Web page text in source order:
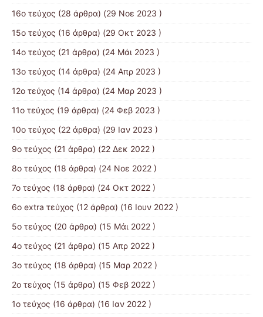
16ο τεύχος (28 άρθρα) (29 Νοε 2023 )
15ο τεύχος (16 άρθρα) (29 Οκτ 2023 )
14ο τεύχος (21 άρθρα) (24 Μάι 2023 )
13ο τεύχος (14 άρθρα) (24 Απρ 2023 )
12ο τεύχος (14 άρθρα) (24 Μαρ 2023 )
11ο τεύχος (19 άρθρα) (24 Φεβ 2023 )
10o τεύχος (22 άρθρα) (29 Ιαν 2023 )
9ο τεύχος (21 άρθρα) (22 Δεκ 2022 )
8ο τεύχος (18 άρθρα) (24 Νοε 2022 )
7ο τεύχος (18 άρθρα) (24 Οκτ 2022 )
6ο extra τεύχος (12 άρθρα) (16 Ιουν 2022 )
5ο τεύχος (20 άρθρα) (15 Μάι 2022 )
4ο τεύχος (21 άρθρα) (15 Απρ 2022 )
3ο τεύχος (18 άρθρα) (15 Μαρ 2022 )
2ο τεύχος (15 άρθρα) (15 Φεβ 2022 )
1ο τεύχος (16 άρθρα) (16 Ιαν 2022 )